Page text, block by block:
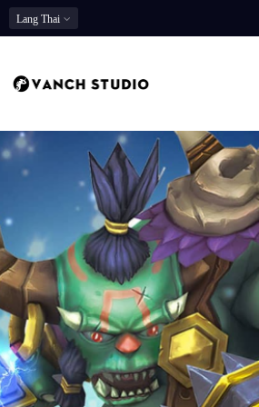
Lang Thai